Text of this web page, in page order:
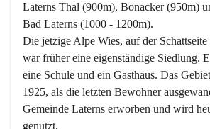
Laterns Thal (900m), Bonacker (950m)
Bad Laterns (1000 - 1200m).
Die jetzige Alpe Wies, auf der Schattseite
war früher eine eigenständige Siedlung.
eine Schule und ein Gasthaus. Das
1925, als die letzten Bewohner
Gemeinde Laterns erworben und wird
genutzt.